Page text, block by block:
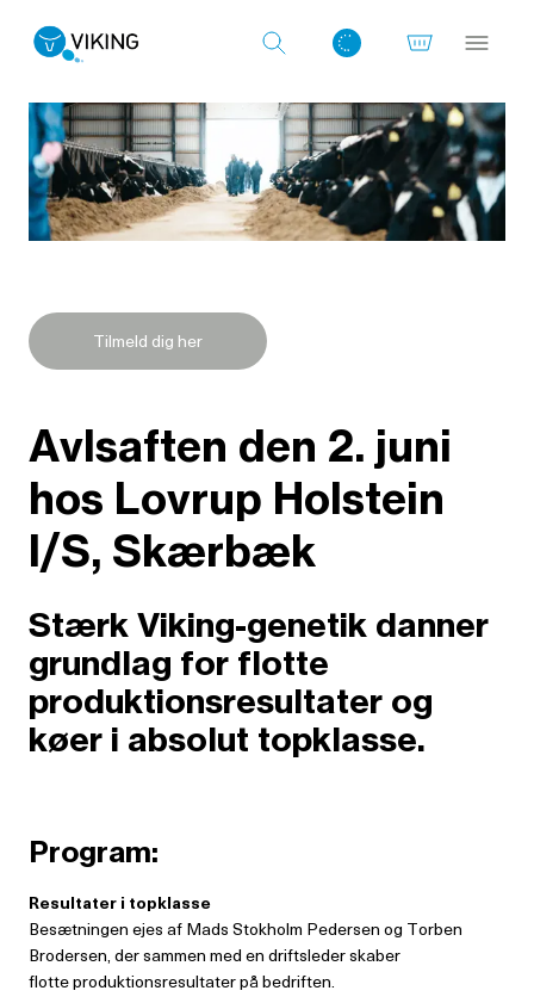
Log ind med det samme
Tilmeld dig her
Avlsaften den 2. juni
hos Lovrup Holstein
I/S, Skærbæk
Stærk Viking-genetik danner
grundlag for flotte
produktionsresultater og
køer i absolut topklasse.
Program:
Resultater i topklasse
Besætningen ejes af Mads Stokholm Pedersen og Torben
Brodersen, der sammen med en driftsleder skaber
flotte produktionsresultater på bedriften.